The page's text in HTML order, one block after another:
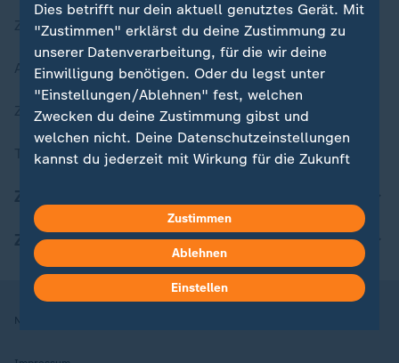
Zuletzt veröffentlicht
Aktuelle Sendungs-Videos
ZDFheute Stories
Themen im Überblick
ZDFheute Apps
Nutzungsbedingungen
Dies betrifft nur dein aktuell genutztes Gerät. Mit
"Zustimmen" erklärst du deine Zustimmung zu
unserer Datenverarbeitung, für die wir deine
Einwilligung benötigen. Oder du legst unter
"Einstellungen/Ablehnen" fest, welchen
Zwecken du deine Zustimmung gibst und
welchen nicht. Deine Datenschutzeinstellungen
kannst du jederzeit mit Wirkung für die Zukunft
Hier findest du das Impressum.
Weitere Informationen findest du in unserer
Datenschutzerklärung.
Zustimmen
Ablehnen
Einstellen